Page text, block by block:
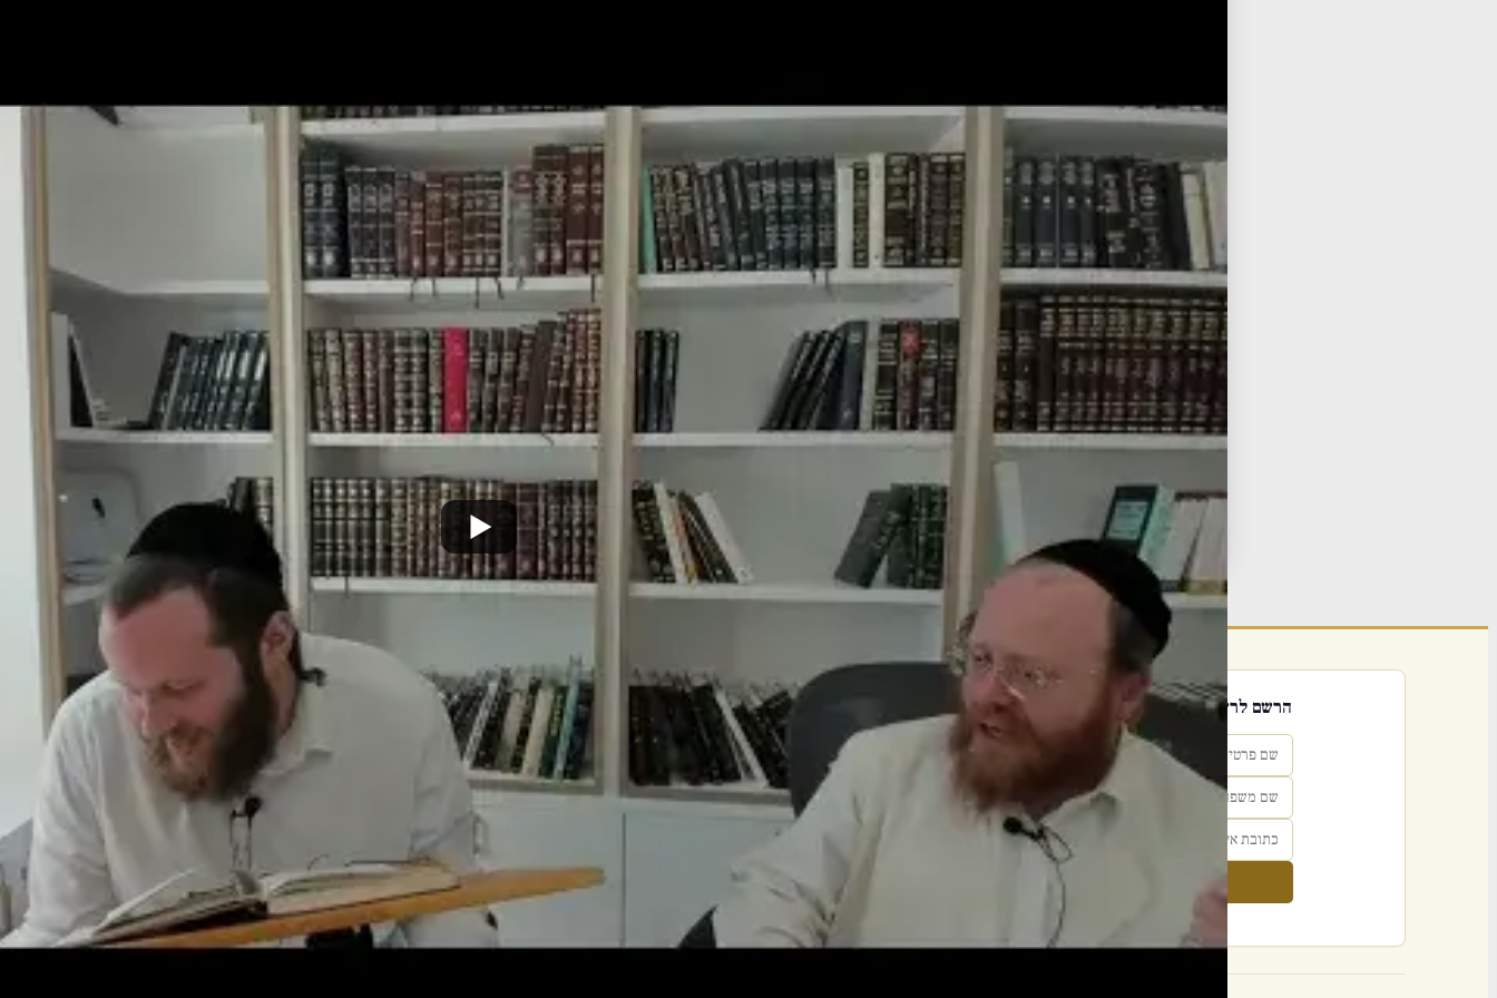
📌 This Shiur Also On
🎧
Listen to Audio
📺
Watch on YouTube
📝
Read Transcript
Uncategorized
DR001
י"ד ניסן ה'תשפ"ו April 1, 2026
הרשם לרשימת אימייל שבועי תרומה
תמכו בהמשך הפצת שיעורים ותכנים
Donate
מצא אותנו בעוד מקומות